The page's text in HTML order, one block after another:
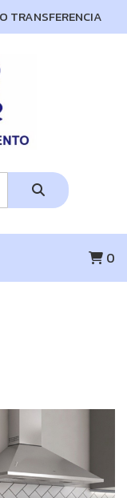
TRANSFERENCIA
0